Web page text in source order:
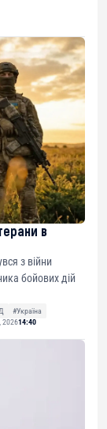
в
з війни
бойових дій
#Україна
202614:40